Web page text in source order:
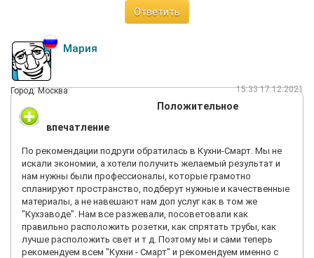
Ответить
Мария
Город: Москва 15:33 17.12.2021
Положительное
впечатление
По рекомендации подруги обратилась в Кухни-Смарт. Мы не
искали экономии, а хотели получить желаемый результат и
нам нужны были профессионалы, которые грамотно
спланируют пространство, подберут нужные и качественные
материалы, а не навешают нам доп услуг как в том же
"Кухзаводе". Нам все разжевали, посоветовали как
правильно расположить розетки, как спрятать трубы, как
лучше расположить свет и т д. Поэтому мы и сами теперь
рекомендуем всем "Кухни - Смарт" и рекомендуем именно с